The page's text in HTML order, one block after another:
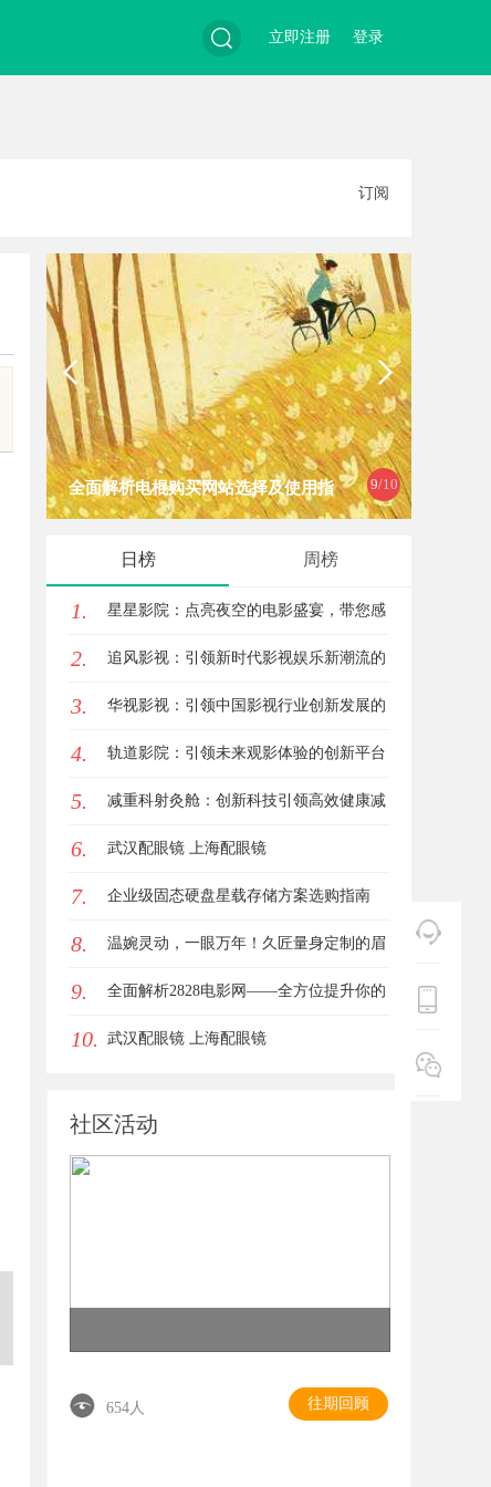
登录
立即注册
订阅
9/10
全面解析电棍购买网站选择及使用指
日榜 周榜
1. 星星影院：点亮夜空的电影盛宴，带您感
受不一样的观影体验
2. 追风影视：引领新时代影视娱乐新潮流的
创新平台
3. 华视影视：引领中国影视行业创新发展的
先行者
4. 轨道影院：引领未来观影体验的创新平台
5. 减重科射灸舱：创新科技引领高效健康减
重新时代
6. 武汉配眼镜 上海配眼镜
7. 企业级固态硬盘星载存储方案选购指南
8. 温婉灵动，一眼万年！久匠量身定制的眉
眼唇，才是你整张脸的点睛之笔！淡颜系
女生的气质加分项
9. 全面解析2828电影网——全方位提升你的
观影体验平台
10. 武汉配眼镜 上海配眼镜
社区活动
654人 往期回顾